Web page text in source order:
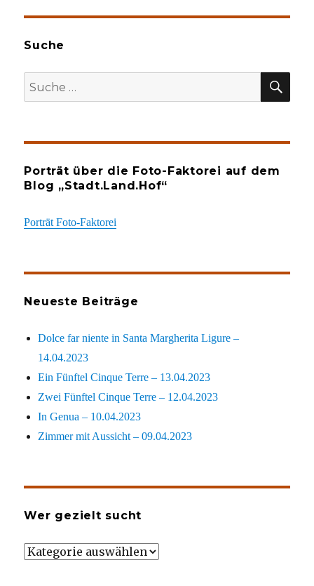
Suche
Suche
nach:
Porträt über die Foto-Faktorei auf dem
Blog „Stadt.Land.Hof“
Porträt Foto-Faktorei
Neueste Beiträge
Dolce far niente in Santa Margherita Ligure –
14.04.2023
Ein Fünftel Cinque Terre – 13.04.2023
Zwei Fünftel Cinque Terre – 12.04.2023
In Genua – 10.04.2023
Zimmer mit Aussicht – 09.04.2023
Wer gezielt sucht
Wer